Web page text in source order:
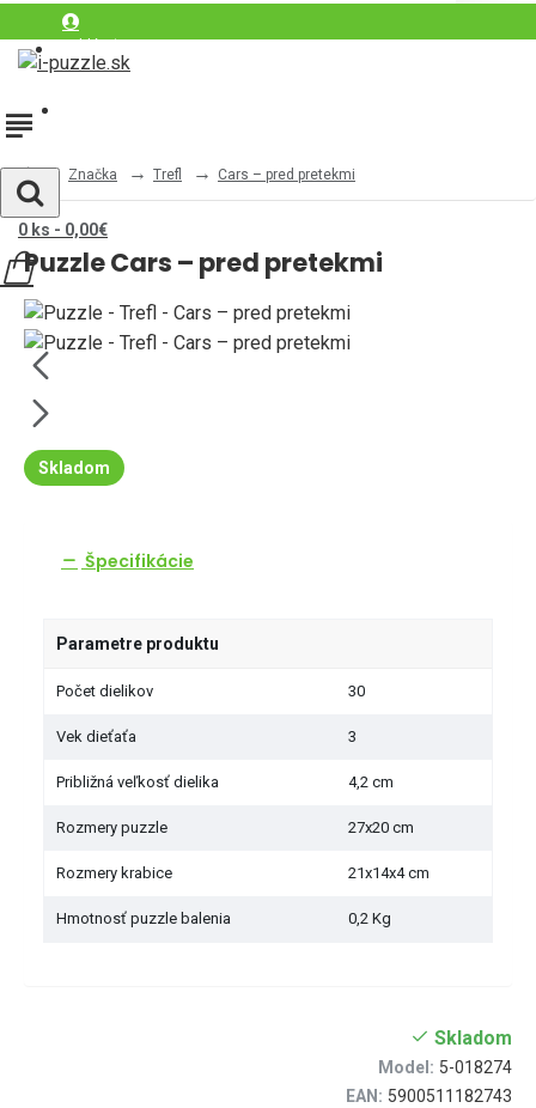
0 ks - 0,00€
Značka Trefl Cars – pred pretekmi
Puzzle Cars – pred pretekmi
Skladom
Špecifikácie
Parametre produktu
Počet dielikov 30
Vek dieťaťa 3
Približná veľkosť dielika 4,2 cm
Rozmery puzzle 27x20 cm
Rozmery krabice 21x14x4 cm
Hmotnosť puzzle balenia 0,2 Kg
Skladom
Model: 5-018274
EAN: 5900511182743